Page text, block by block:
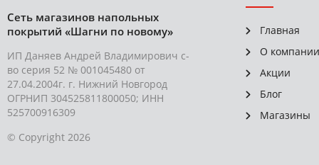
Сеть магазинов напольных
покрытий «Шагни по новому»
ИП Даняев Андрей Владимирович с-
во серия 52 № 001045480 от
27.04.2004г. г. Нижний Новгород
ОГРНИП 304525811800050; ИНН
525700916309
© Copyright 2026
Главная
О компании
Акции
Блог
Магазины